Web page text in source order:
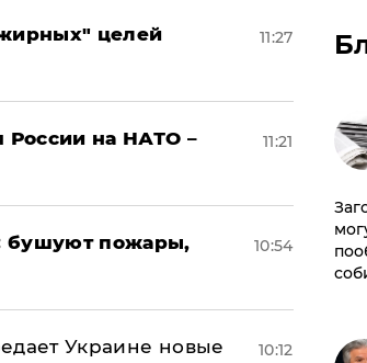
целей
11:27
России на НАТО –
11:21
бушуют пожары,
10:54
Украине новые
10:12